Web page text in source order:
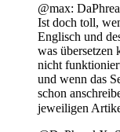
@max:
Ist doch toll,
Englisch und
was übersetzen
nicht
und wenn das
schon
jeweiligen